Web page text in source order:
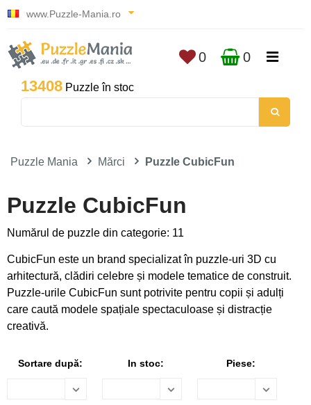
www.Puzzle-Mania.ro
13408 Puzzle în stoc
0 0
Puzzle Mania Mărci Puzzle CubicFun
Puzzle CubicFun
Numărul de puzzle din categorie: 11
CubicFun este un brand specializat în puzzle-uri 3D cu
arhitectură, clădiri celebre și modele tematice de construit.
Puzzle-urile CubicFun sunt potrivite pentru copii și adulți
care caută modele spațiale spectaculoase și distracție
creativă.
Sortare după: In stoc: Piese: